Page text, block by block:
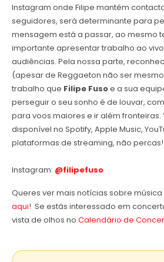
Instagram onde Filipe mantém
seguidores, será determinante para
mensagem está a passar, ao mesmo
importante apresentar trabalho ao
audiências. Pela nossa parte,
(apesar de Reggaeton não ser
trabalho que Filipe Fusoe a sua
perseguir o seu sonho é de louvar,
para voos maiores e ir além fronteiras.
disponível no Spotify, Apple Music,
plataformas de streaming, não percas!
Instagram: @filipefuso
Queres ver mais notícias sobre
aqui! Se estás interessado em
vista de olhos no Calendário de